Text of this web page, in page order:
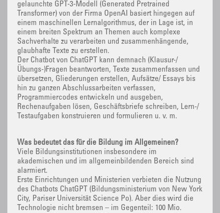
gelaunchte GPT-3-Modell (Generated Pretrained
Transformer) von der Firma OpenAI basiert hingegen auf
einem maschinellen Lernalgorithmus, der in Lage ist, in
einem breiten Spektrum an Themen auch komplexe
Sachverhalte zu verarbeiten und zusammenhängende,
glaubhafte Texte zu erstellen.
Der Chatbot von ChatGPT kann demnach (Klausur-/
Übungs-)Fragen beantworten, Texte zusammenfassen und
übersetzen, Gliederungen erstellen, Aufsätze/ Essays bis
hin zu ganzen Abschlussarbeiten verfassen,
Programmiercodes entwickeln und ausgeben,
Rechenaufgaben lösen, Geschäftsbriefe schreiben, Lern-/
Testaufgaben konstruieren und formulieren u. v. m.
Was bedeutet das für die Bildung im Allgemeinen?
Viele Bildungsinstitutionen insbesondere im
akademischen und im allgemeinbildenden Bereich sind
alarmiert.
Erste Einrichtungen und Ministerien verbieten die Nutzung
des Chatbots ChatGPT (Bildungsministerium von New York
City, Pariser Universität Science Po). Aber dies wird die
Technologie nicht bremsen – im Gegenteil: 100 Mio.